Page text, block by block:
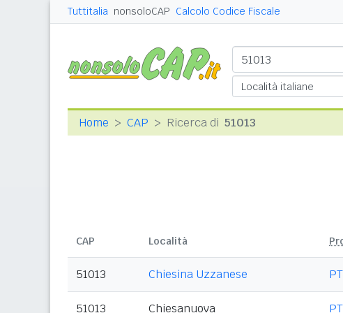
Tuttitalia nonsoloCAP Calcolo Codice Fiscale
Home CAP Ricerca di 51013
CAP Località
51013 Chiesina Uzzanese PT
51013 Chiesanuova PT